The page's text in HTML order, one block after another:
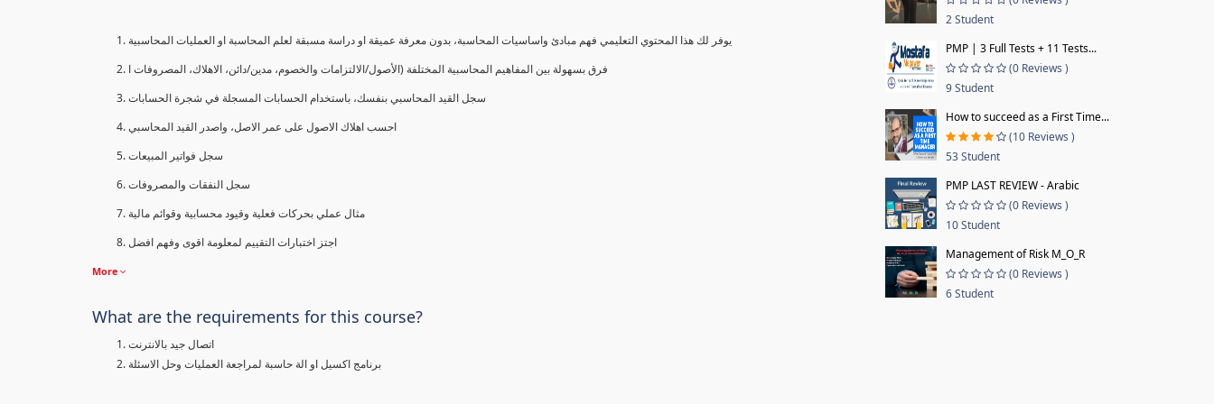
يوفر لك هذا المحتوي التعليمي فهم مبادئ واساسيات المحاسبة، بدون معرفة عميقة او دراسة مسبقة لعلم المحاسبة او العمليات المحاسبية
فرق بسهولة بين المفاهيم المحاسبية المختلفة (الأصول/الالتزامات والخصوم، مدين/دائن، الاهلاك، المصروفات ا
سجل القيد المحاسبي بنفسك، باستخدام الحسابات المسجلة في شجرة الحسابات
احسب اهلاك الاصول على عمر الاصل، واصدر القيد المحاسبي
سجل فواتير المبيعات
سجل النفقات والمصروفات
مثال عملي بحركات فعلية وقيود محسابية وقوائم مالية
اجتز اختبارات التقييم لمعلومة اقوى وفهم افضل
More
What are the requirements for this course?
اتصال جيد بالانترنت
برنامج اكسيل او الة حاسبة لمراجعة العمليات وحل الاسئلة
2 Student
PMP | 3 Full Tests + 11 Tests...
(0 Reviews )
9 Student
How to succeed as a First Time...
(10 Reviews )
53 Student
PMP LAST REVIEW - Arabic
(0 Reviews )
10 Student
Management of Risk M_O_R
(0 Reviews )
6 Student